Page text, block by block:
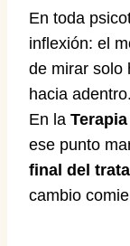
En toda
inflexión: el
de mirar solo
hacia adentro.
En la
ese punto
final del
cambio